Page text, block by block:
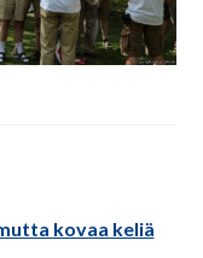
kovaa keliä